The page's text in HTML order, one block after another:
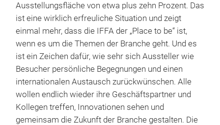
Ausstellungsfläche von etwa plus zehn Prozent. Das
ist eine wirklich erfreuliche Situation und zeigt
einmal mehr, dass die IFFA der „Place to be“ ist,
wenn es um die Themen der Branche geht. Und es
ist ein Zeichen dafür, wie sehr sich Aussteller wie
Besucher persönliche Begegnungen und einen
internationalen Austausch zurückwünschen. Alle
wollen endlich wieder ihre Geschäftspartner und
Kollegen treffen, Innovationen sehen und
gemeinsam die Zukunft der Branche gestalten. Die